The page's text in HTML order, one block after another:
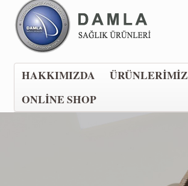
HAKKIMIZDA
ÜRÜNLERIMIZ
ONLINE SHOP